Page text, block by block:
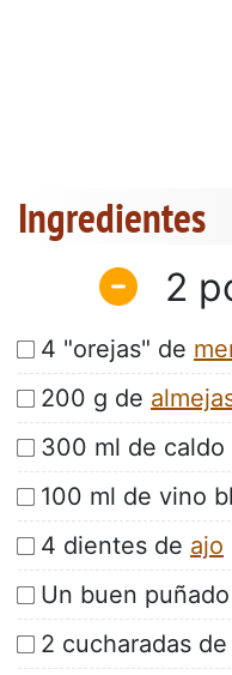
Ingredientes
2
4 "orejas" de
200 g de
300 ml de caldo
100 ml de vino
4 dientes de ajo
Un buen
2 cucharadas